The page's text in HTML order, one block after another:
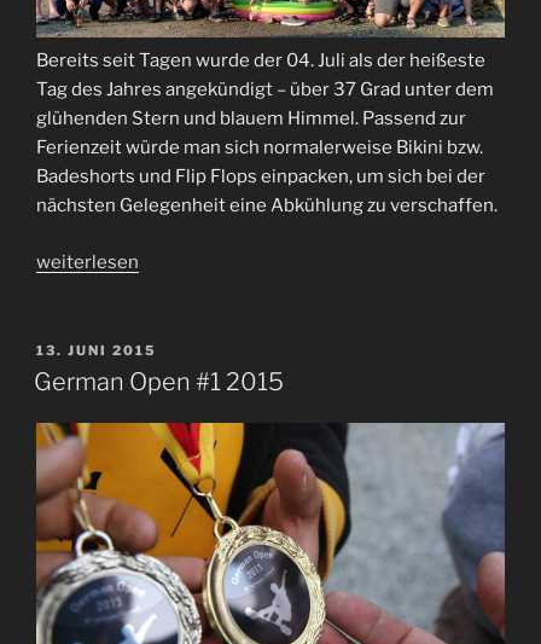
Bereits seit Tagen wurde der 04. Juli als der heißeste
Tag des Jahres angekündigt – über 37 Grad unter dem
glühenden Stern und blauem Himmel. Passend zur
Ferienzeit würde man sich normalerweise Bikini bzw.
Badeshorts und Flip Flops einpacken, um sich bei der
nächsten Gelegenheit eine Abkühlung zu verschaffen.
„Bericht
Open
#1
weiterlesen
VERÖFFENTLICHT
AM
13. JUNI 2015
German Open #1 2015